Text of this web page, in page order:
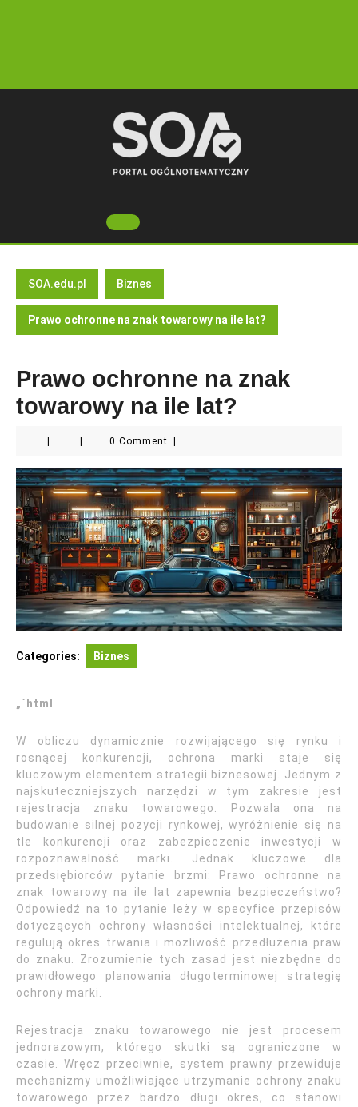
Open
Button
SOA.edu.pl Biznes
Prawo ochronne na znak towarowy na ile lat?
Prawo ochronne na znak
towarowy na ile lat?
0 Comment
Categories: Biznes
„`html
W obliczu dynamicznie rozwijającego się rynku i
rosnącej konkurencji, ochrona marki staje się
kluczowym elementem strategii biznesowej. Jednym z
najskuteczniejszych narzędzi w tym zakresie jest
rejestracja znaku towarowego. Pozwala ona na
budowanie silnej pozycji rynkowej, wyróżnienie się na
tle konkurencji oraz zabezpieczenie inwestycji w
rozpoznawalność marki. Jednak kluczowe dla
przedsiębiorców pytanie brzmi: Prawo ochronne na
znak towarowy na ile lat zapewnia bezpieczeństwo?
Odpowiedź na to pytanie leży w specyfice przepisów
dotyczących ochrony własności intelektualnej, które
regulują okres trwania i możliwość przedłużenia praw
do znaku. Zrozumienie tych zasad jest niezbędne do
prawidłowego planowania długoterminowej strategię
ochrony marki.
Rejestracja znaku towarowego nie jest procesem
jednorazowym, którego skutki są ograniczone w
czasie. Wręcz przeciwnie, system prawny przewiduje
mechanizmy umożliwiające utrzymanie ochrony znaku
towarowego przez bardzo długi okres, co stanowi